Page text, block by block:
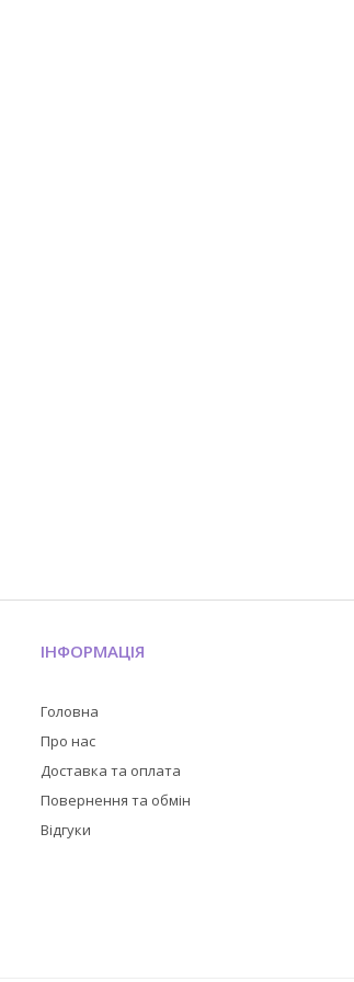
ІНФОРМАЦІЯ
Головна
Про нас
Доставка та оплата
Повернення та обмін
Відгуки